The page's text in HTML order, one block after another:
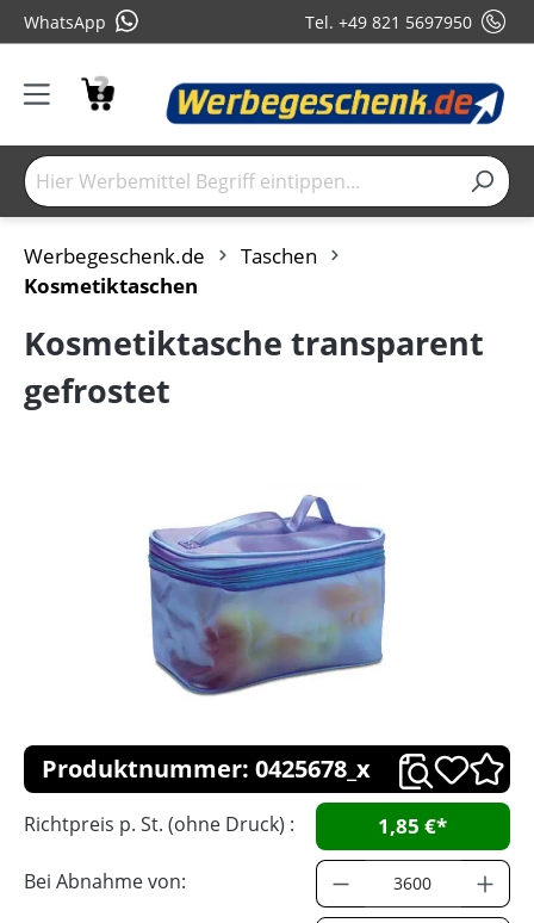
WhatsApp Tel. +49 821 5697950
Werbegeschenk.de
Taschen
Kosmetiktaschen
Kosmetiktasche transparent
gefrostet
Produktnummer: 0425678_x
Richtpreis p. St. (ohne Druck) : 1,85 €*
Bei Abnahme von: